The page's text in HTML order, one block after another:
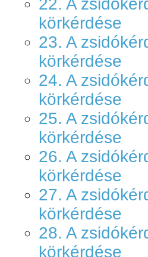
22. A
körkérdése
23. A
körkérdése
24. A
körkérdése
25. A
körkérdése
26. A
körkérdése
27. A
körkérdése
28. A
körkérdése